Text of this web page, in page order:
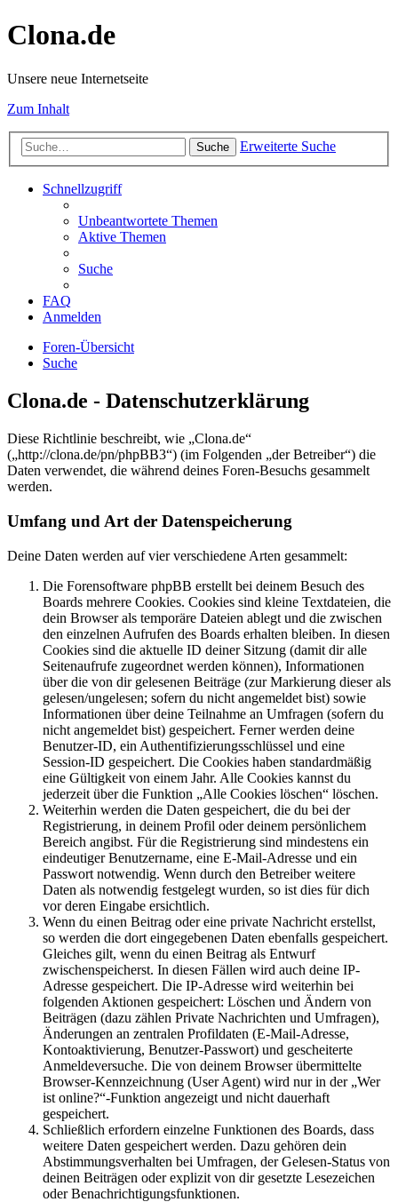
Clona.de
Unsere neue Internetseite
Zum Inhalt
Suche Erweiterte Suche
Schnellzugriff
Unbeantwortete Themen
Aktive Themen
Suche
FAQ
Anmelden
Foren-Übersicht
Suche
Clona.de - Datenschutzerklärung
Diese Richtlinie beschreibt, wie „Clona.de“
(„http://clona.de/pn/phpBB3“) (im Folgenden „der Betreiber“) die
Daten verwendet, die während deines Foren-Besuchs gesammelt
werden.
Umfang und Art der Datenspeicherung
Deine Daten werden auf vier verschiedene Arten gesammelt:
Die Forensoftware phpBB erstellt bei deinem Besuch des
Boards mehrere Cookies. Cookies sind kleine Textdateien, die
dein Browser als temporäre Dateien ablegt und die zwischen
den einzelnen Aufrufen des Boards erhalten bleiben. In diesen
Cookies sind die aktuelle ID deiner Sitzung (damit dir alle
Seitenaufrufe zugeordnet werden können), Informationen
über die von dir gelesenen Beiträge (zur Markierung dieser als
gelesen/ungelesen; sofern du nicht angemeldet bist) sowie
Informationen über deine Teilnahme an Umfragen (sofern du
nicht angemeldet bist) gespeichert. Ferner werden deine
Benutzer-ID, ein Authentifizierungsschlüssel und eine
Session-ID gespeichert. Die Cookies haben standardmäßig
eine Gültigkeit von einem Jahr. Alle Cookies kannst du
jederzeit über die Funktion „Alle Cookies löschen“ löschen.
Weiterhin werden die Daten gespeichert, die du bei der
Registrierung, in deinem Profil oder deinem persönlichem
Bereich angibst. Für die Registrierung sind mindestens ein
eindeutiger Benutzername, eine E-Mail-Adresse und ein
Passwort notwendig. Wenn durch den Betreiber weitere
Daten als notwendig festgelegt wurden, so ist dies für dich
vor deren Eingabe ersichtlich.
Wenn du einen Beitrag oder eine private Nachricht erstellst,
so werden die dort eingegebenen Daten ebenfalls gespeichert.
Gleiches gilt, wenn du einen Beitrag als Entwurf
zwischenspeicherst. In diesen Fällen wird auch deine IP-
Adresse gespeichert. Die IP-Adresse wird weiterhin bei
folgenden Aktionen gespeichert: Löschen und Ändern von
Beiträgen (dazu zählen Private Nachrichten und Umfragen),
Änderungen an zentralen Profildaten (E-Mail-Adresse,
Kontoaktivierung, Benutzer-Passwort) und gescheiterte
Anmeldeversuche. Die von deinem Browser übermittelte
Browser-Kennzeichnung (User Agent) wird nur in der „Wer
ist online?“-Funktion angezeigt und nicht dauerhaft
gespeichert.
Schließlich erfordern einzelne Funktionen des Boards, dass
weitere Daten gespeichert werden. Dazu gehören dein
Abstimmungsverhalten bei Umfragen, der Gelesen-Status von
deinen Beiträgen oder explizit von dir gesetzte Lesezeichen
oder Benachrichtigungsfunktionen.